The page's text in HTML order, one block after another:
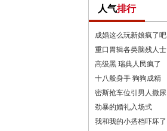
人气排行
成婚这么玩新娘疯了吧
重口胃辑各类脑残人士
高级黑 瑞典人民疯了
十八般身手 狗狗成精
密斯抢车位引男人撒尿
劲暴的婚礼入场式
我和我的小搭档吓坏了